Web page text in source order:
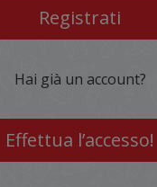
Registrati
Hai già un account?